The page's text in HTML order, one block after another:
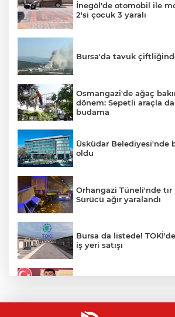
İnegöl'de otomobil ile
2'si çocuk 3 yaralı
Bursa'da tavuk
Osmangazi'de ağaç
dönem: Sepetli araçla
budama
Üsküdar Belediyesi'nde
oldu
Orhangazi Tüneli'nde tır
Sürücü ağır yaralandı
Bursa da listede!
iş yeri satışı